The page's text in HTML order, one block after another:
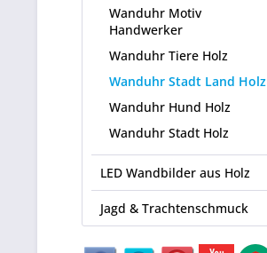
Wanduhr Motiv
Handwerker
Wanduhr Tiere Holz
Wanduhr Stadt Land Holz
Wanduhr Hund Holz
Wanduhr Stadt Holz
LED Wandbilder aus Holz
Jagd & Trachtenschmuck